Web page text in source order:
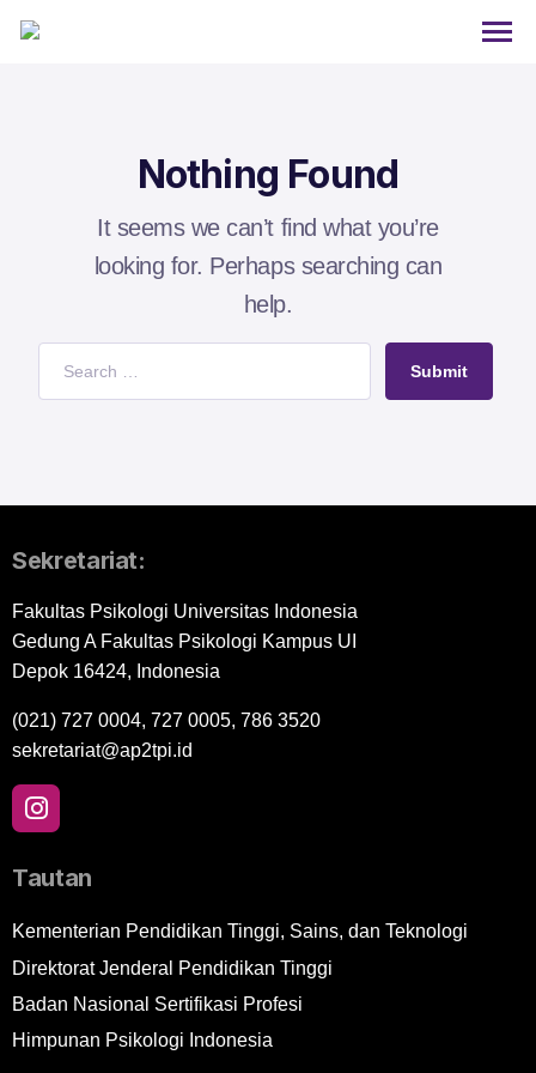
Nothing Found
It seems we can’t find what you’re
looking for. Perhaps searching can
help.
Submit
Sekretariat:
Fakultas Psikologi Universitas Indonesia
Gedung A Fakultas Psikologi Kampus UI
Depok 16424, Indonesia
(021) 727 0004, 727 0005, 786 3520
sekretariat@ap2tpi.id
Tautan
Kementerian Pendidikan Tinggi, Sains, dan Teknologi
Direktorat Jenderal Pendidikan Tinggi
Badan Nasional Sertifikasi Profesi
Himpunan Psikologi Indonesia